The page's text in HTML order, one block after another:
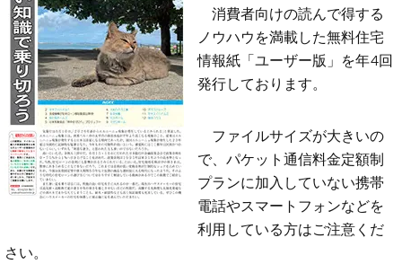
消費者向けの読んで得する
ノウハウを満載した無料住宅
情報紙「ユーザー版」を年4回
発行しております。
ファイルサイズが大きいの
で、パケット通信料金定額制
プランに加入していない携帯
電話やスマートフォンなどを
利用している方はご注意くだ
さい。